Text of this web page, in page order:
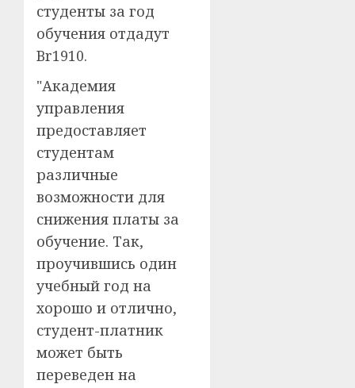
студенты за год
обучения отдадут
Br1910.
"Академия
управления
предоставляет
студентам
различные
возможности для
снижения платы за
обучение. Так,
проучившись один
учебный год на
хорошо и отлично,
студент-платник
может быть
переведен на